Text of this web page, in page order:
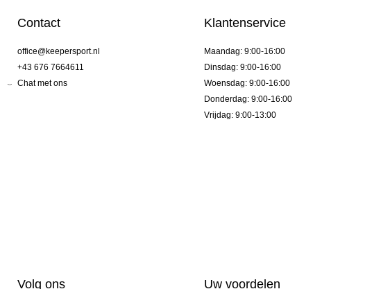
Contact
office@keepersport.nl
+43 676 7664611
Chat met ons
Klantenservice
Maandag: 9:00-16:00
Dinsdag: 9:00-16:00
Woensdag: 9:00-16:00
Donderdag: 9:00-16:00
Vrijdag: 9:00-13:00
Volg ons Uw voordelen